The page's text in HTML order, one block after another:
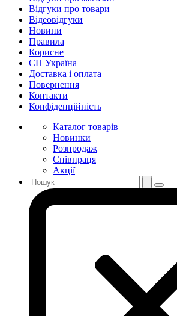
Відгуки про товари
Відеовідгуки
Новини
Правила
Корисне
СП Україна
Доставка і оплата
Повернення
Контакти
Конфіденційність
Каталог товарів
Новинки
Розпродаж
Співпраця
Акції